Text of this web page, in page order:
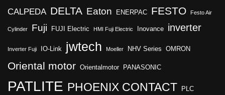
CALPEDA DELTA Eaton ENERPAC FESTO Festo Air
Cylinder Fuji FUJI Electric HMI Fuji Electric Inovance inverter
Inverter Fuji IO-Link jwtech Moeller NHV Series OMRON
Oriental motor Orientalmotor PANASONIC
PATLITE PHOENIX CONTACT PLC